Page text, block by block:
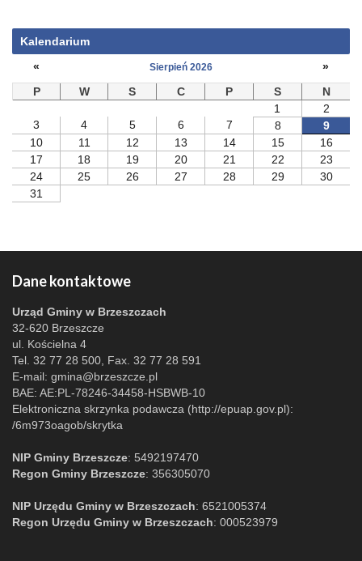
Kalendarium
«
Sierpień 2026
»
P
W S C P S
N
1
2
3
4 5 6 7 8
9
10
11 12 13 14 15
16
17
18 19 20 21 22
23
24
25 26 27 28 29
30
31
Dane kontaktowe
Urząd Gminy w Brzeszczach
32-620 Brzeszcze
ul. Kościelna 4
Tel. 32 77 28 500, Fax. 32 77 28 591
E-mail: gmina@brzeszcze.pl
BAE: AE:PL-78246-34458-HSBWB-10
Elektroniczna skrzynka podawcza (http://epuap.gov.pl):
/6m973oagob/skrytka
NIP Gminy Brzeszcze: 5492197470
Regon Gminy Brzeszcze: 356305070
NIP Urzędu Gminy w Brzeszczach: 6521005374
Regon Urzędu Gminy w Brzeszczach: 000523979